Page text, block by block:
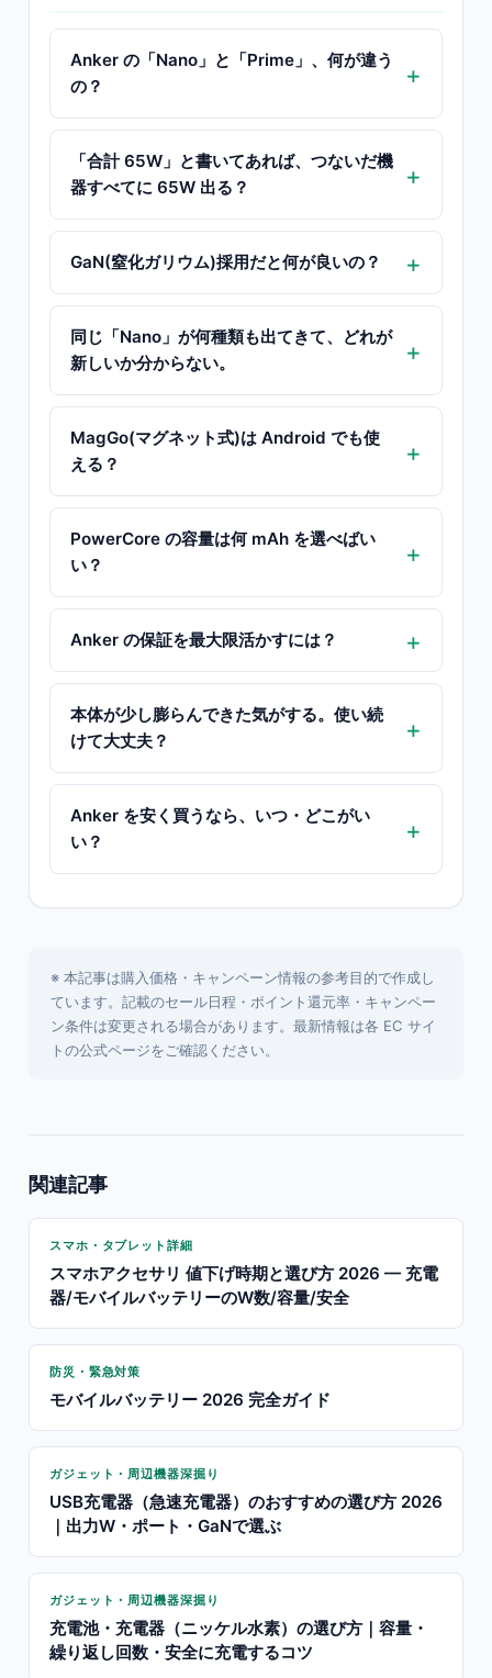
Anker の「Nano」と「Prime」、何が違う
の？
「合計 65W」と書いてあれば、つないだ機
器すべてに 65W 出る？
GaN(窒化ガリウム)採用だと何が良いの？
同じ「Nano」が何種類も出てきて、どれが
新しいか分からない。
MagGo(マグネット式)は Android でも使
える？
PowerCore の容量は何 mAh を選べばい
い？
Anker の保証を最大限活かすには？
本体が少し膨らんできた気がする。使い続
けて大丈夫？
Anker を安く買うなら、いつ・どこがい
い？
※ 本記事は購入価格・キャンペーン情報の参考目的で作成し
ています。記載のセール日程・ポイント還元率・キャンペー
ン条件は変更される場合があります。最新情報は各 EC サイ
トの公式ページをご確認ください。
関連記事
スマホ・タブレット詳細
スマホアクセサリ 値下げ時期と選び方 2026 — 充電
器/モバイルバッテリーのW数/容量/安全
防災・緊急対策
モバイルバッテリー 2026 完全ガイド
ガジェット・周辺機器深掘り
USB充電器（急速充電器）のおすすめの選び方 2026
｜出力W・ポート・GaNで選ぶ
ガジェット・周辺機器深掘り
充電池・充電器（ニッケル水素）の選び方｜容量・
繰り返し回数・安全に充電するコツ